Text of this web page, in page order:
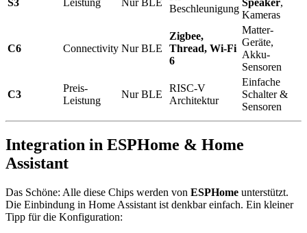
S3 Leistung Nur BLE
Beschleunigung
Speaker,
Kameras
C6 Connectivity Nur BLE
Zigbee,
Thread, Wi-Fi
6
Matter-
Geräte,
Akku-
Sensoren
C3
Preis-
Leistung
Nur BLE
RISC-V
Architektur
Einfache
Schalter &
Sensoren
Integration in ESPHome & Home
Assistant
Das Schöne: Alle diese Chips werden von ESPHome unterstützt.
Die Einbindung in Home Assistant ist denkbar einfach. Ein kleiner
Tipp für die Konfiguration: